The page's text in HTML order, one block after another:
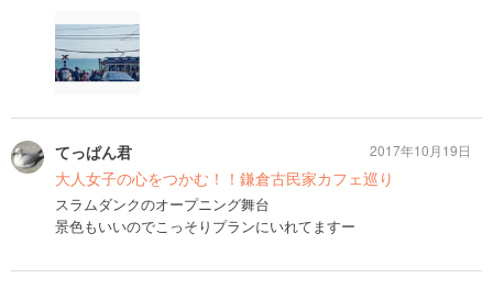
てっぱん君
大人女子の心をつかむ！！鎌倉古民家カフェ巡り
スラムダンクのオープニング舞台
景色もいいのでこっそりプランにいれてますー
2017年10月19日